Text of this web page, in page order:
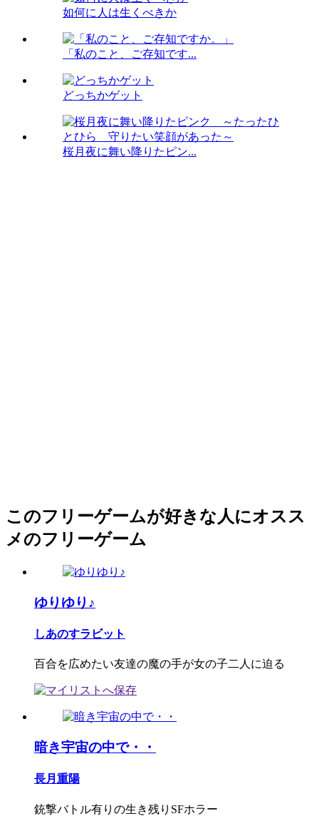
如何に人は生くべきか
「私のこと、ご存知です...
どっちかゲット
桜月夜に舞い降りたピン...
このフリーゲームが好きな人にオスス
メのフリーゲーム
ゆりゆり♪
しあのすラビット
百合を広めたい友達の魔の手が女の子二人に迫る
暗き宇宙の中で・・
長月重陽
銃撃バトル有りの生き残りSFホラー